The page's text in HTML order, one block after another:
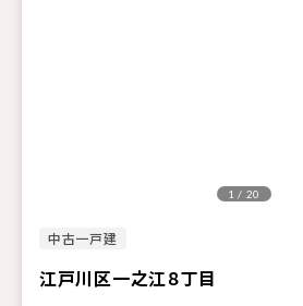
中古一戸建
江戸川区一之江８丁目
1 / 20